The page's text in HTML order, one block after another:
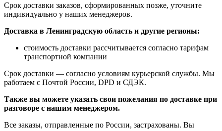
Срок доставки заказов, сформированных позже, уточните
индивидуально у наших менеджеров.
Доставка в Ленинградскую область и другие регионы:
стоимость доставки рассчитывается согласно тарифам
транспортной компании
Срок доставки — согласно условиям курьерской службы. Мы
работаем с Почтой России, DPD и СДЭК.
Также вы можете указать свои пожелания по доставке при
разговоре с нашим менеджером.
Все заказы, отправленные по России, застрахованы. Вы